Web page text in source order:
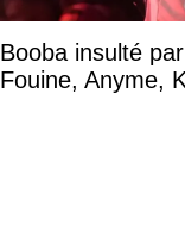
Booba insulté
Fouine, Anyme,